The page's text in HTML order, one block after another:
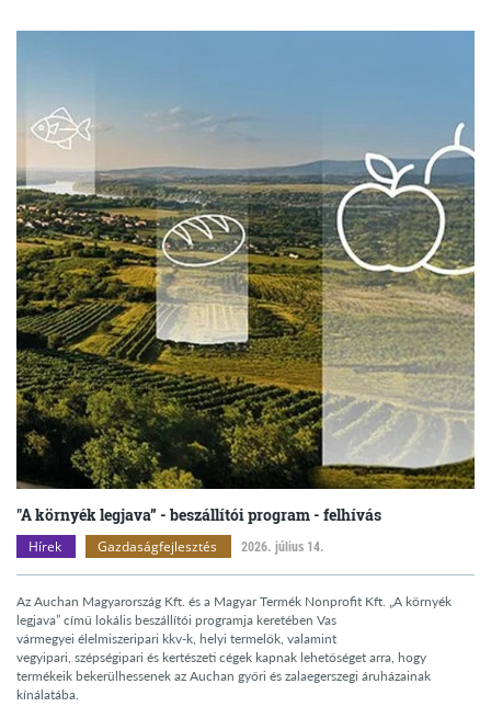
"A környék legjava” - beszállítói program - felhívás
Hírek Gazdaságfejlesztés 2026. július 14.
Az Auchan Magyarország Kft. és a Magyar Termék Nonprofit Kft. „A környék
legjava” című lokális beszállítói programja keretében Vas
vármegyei élelmiszeripari kkv-k, helyi termelők, valamint
vegyipari, szépségipari és kertészeti cégek kapnak lehetőséget arra, hogy
termékeik bekerülhessenek az Auchan győri és zalaegerszegi áruházainak
kínálatába.